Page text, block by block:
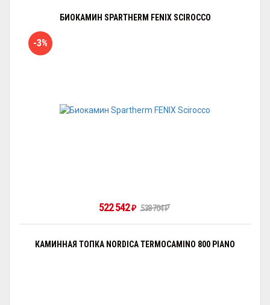
БИОКАМИН SPARTHERM FENIX SCIROCCO
-3%
522 542₽ 538 704₽
КАМИННАЯ ТОПКА NORDICA TERMOCAMINO 800 PIANO